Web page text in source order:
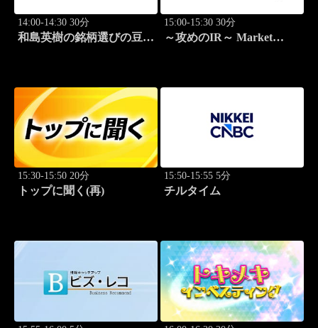
14:00-14:30 30分
和島英樹の銘柄選びの豆知
15:00-15:30 30分
～攻めのIR～ Market
15:30-15:50 20分
トップに聞く(再)
15:50-15:55 5分
チルタイム